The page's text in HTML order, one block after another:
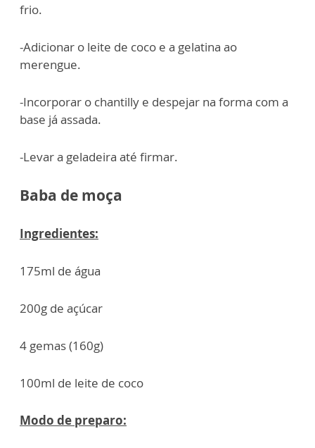
frio.
-Adicionar o leite de coco e a gelatina ao
merengue.
-Incorporar o chantilly e despejar na forma com a
base já assada.
-Levar a geladeira até firmar.
Baba de moça
Ingredientes:
175ml de água
200g de açúcar
4 gemas (160g)
100ml de leite de coco
Modo de preparo: